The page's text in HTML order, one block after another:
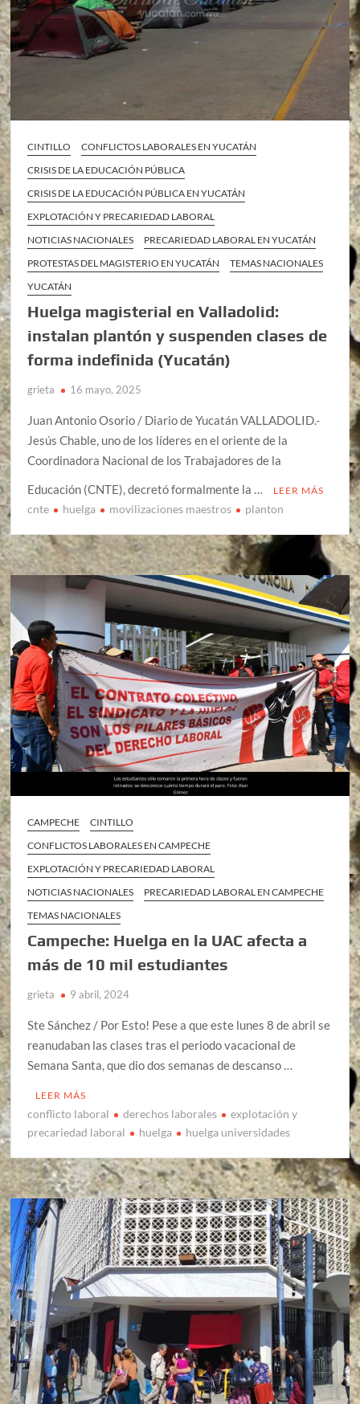
CINTILLO
CONFLICTOS LABORALES EN YUCATÁN
CRISIS DE LA EDUCACIÓN PÚBLICA
CRISIS DE LA EDUCACIÓN PÚBLICA EN YUCATÁN
EXPLOTACIÓN Y PRECARIEDAD LABORAL
NOTICIAS NACIONALES
PRECARIEDAD LABORAL EN YUCATÁN
PROTESTAS DEL MAGISTERIO EN YUCATÁN
TEMAS NACIONALES
YUCATÁN
Huelga magisterial en Valladolid:
instalan plantón y suspenden clases de
forma indefinida (Yucatán)
grieta 16 mayo, 2025
Juan Antonio Osorio / Diario de Yucatán VALLADOLID.-
Jesús Chable, uno de los líderes en el oriente de la
Coordinadora Nacional de los Trabajadores de la
Educación (CNTE), decretó formalmente la …
LEER MÁS
cnte huelga movilizaciones maestros planton
CAMPECHE
CINTILLO
CONFLICTOS LABORALES EN CAMPECHE
EXPLOTACIÓN Y PRECARIEDAD LABORAL
NOTICIAS NACIONALES
PRECARIEDAD LABORAL EN CAMPECHE
TEMAS NACIONALES
Campeche: Huelga en la UAC afecta a
más de 10 mil estudiantes
grieta 9 abril, 2024
Ste Sánchez / Por Esto! Pese a que este lunes 8 de abril se
reanudaban las clases tras el periodo vacacional de
Semana Santa, que dio dos semanas de descanso …
LEER MÁS
conflicto laboral derechos laborales
explotación y
precariedad laboral
huelga huelga universidades